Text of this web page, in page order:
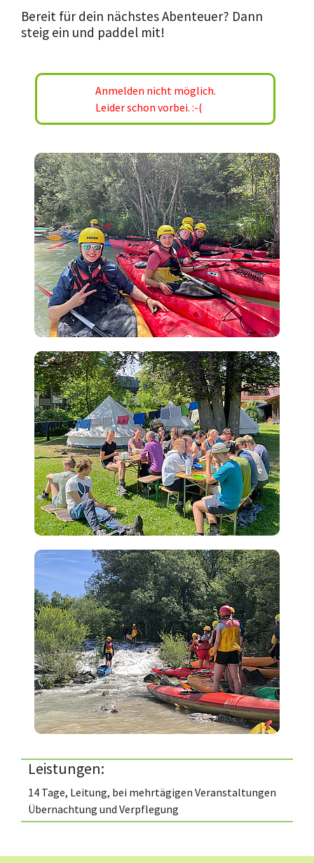
Bereit für dein nächstes Abenteuer? Dann
steig ein und paddel mit!
Anmelden nicht möglich.
Leider schon vorbei. :-(
Leistungen:
14 Tage, Leitung, bei mehrtägigen Veranstaltungen
Übernachtung und Verpflegung